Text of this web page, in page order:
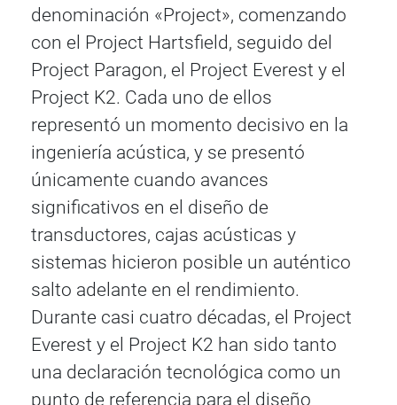
denominación «Project», comenzando
con el Project Hartsfield, seguido del
Project Paragon, el Project Everest y el
Project K2. Cada uno de ellos
representó un momento decisivo en la
ingeniería acústica, y se presentó
únicamente cuando avances
significativos en el diseño de
transductores, cajas acústicas y
sistemas hicieron posible un auténtico
salto adelante en el rendimiento.
Durante casi cuatro décadas, el Project
Everest y el Project K2 han sido tanto
una declaración tecnológica como un
punto de referencia para el diseño